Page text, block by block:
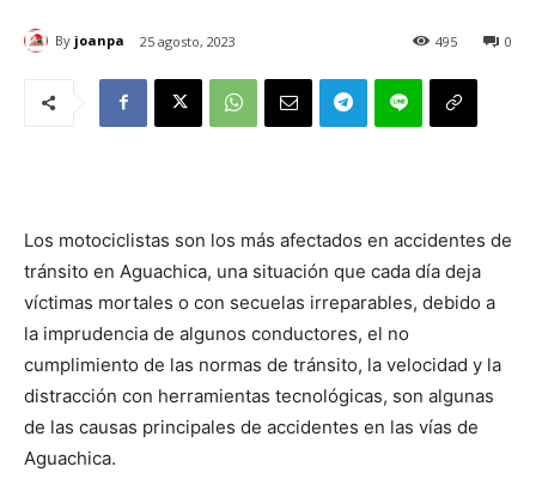
By joanpa 25 agosto, 2023 0
495
Los motociclistas son los más afectados en accidentes de
tránsito en Aguachica, una situación que cada día deja
víctimas mortales o con secuelas irreparables, debido a
la imprudencia de algunos conductores, el no
cumplimiento de las normas de tránsito, la velocidad y la
distracción con herramientas tecnológicas, son algunas
de las causas principales de accidentes en las vías de
Aguachica.